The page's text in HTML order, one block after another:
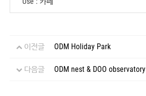
이전글 ODM Holiday Park
다음글 ODM nest & DOO observatory